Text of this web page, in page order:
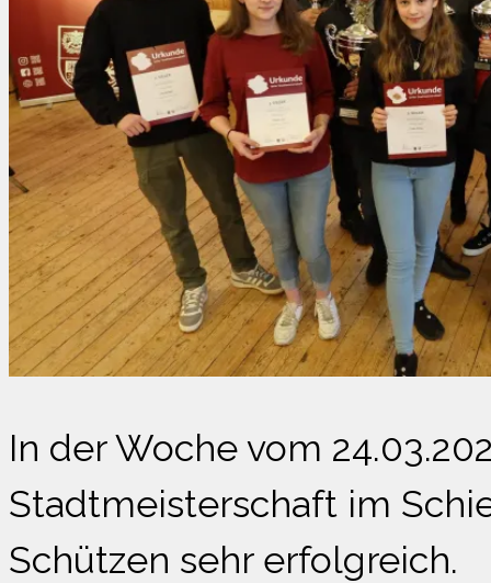
In der Woche vom
Stadtmeisterschaft im
Schützen sehr erfolgreich.